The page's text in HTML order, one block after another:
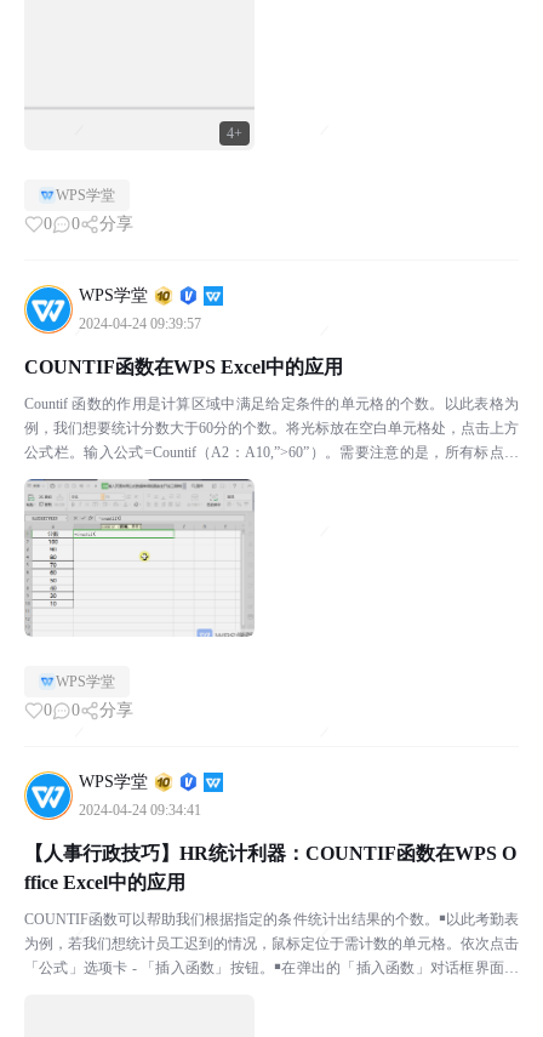
4+
WPS学堂
0 0 分享
WPS学堂
2024-04-24 09:39:57
COUNTIF函数在WPS Excel中的应用
Countif 函数的作用是计算区域中满足给定条件的单元格的个数。以此表格为
例，我们想要统计分数大于60分的个数。将光标放在空白单元格处，点击上方
公式栏。输入公式=Countif（A2：A10,”>60”）。需要注意的是，所有标点字
符需要在英文状态下输入。...
WPS学堂
0 0 分享
WPS学堂
2024-04-24 09:34:41
【人事行政技巧】HR统计利器：COUNTIF函数在WPS O
ffice Excel中的应用
COUNTIF函数可以帮助我们根据指定的条件统计出结果的个数。￭以此考勤表
为例，若我们想统计员工迟到的情况，鼠标定位于需计数的单元格。依次点击
「公式」选项卡 - 「插入函数」按钮。￭在弹出的「插入函数」对话框界面，